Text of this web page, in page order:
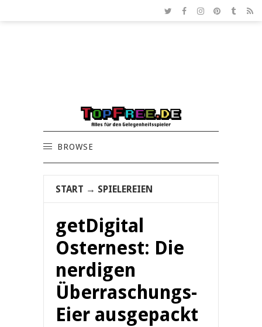
BROWSE
START → SPIELEREIEN
getDigital
Osternest: Die
nerdigen
Überraschungs-
Eier ausgepackt